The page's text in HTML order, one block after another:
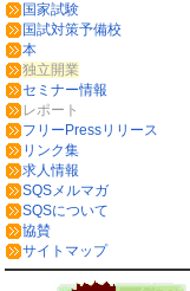
国家試験
国試対策予備校
本
独立開業
セミナー情報
レポート
フリーPressリリース
リンク集
求人情報
SQSメルマガ
SQSについて
協賛
サイトマップ